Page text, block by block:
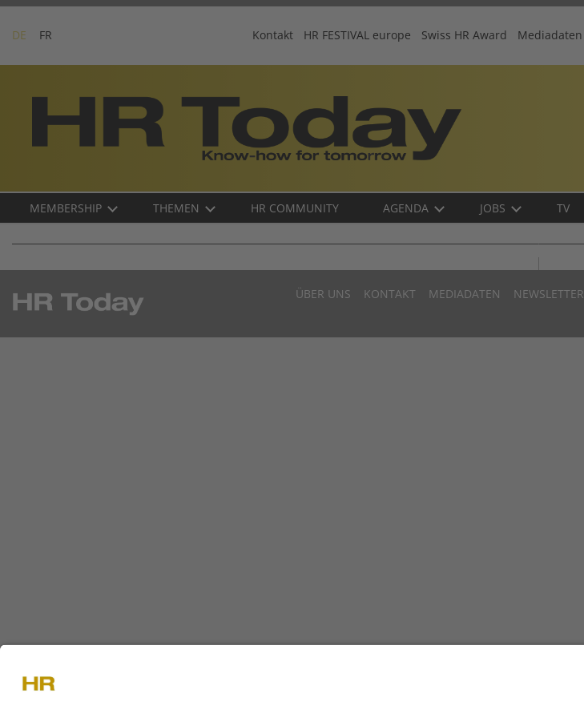
Skip
content
DE FR Kontakt HR FESTIVAL europe Swiss HR Award Mediadaten
Main
MEMBERSHIP THEMEN HR COMMUNITY AGENDA JOBS TV
ÜBER UNS KONTAKT MEDIADATEN NEWSLETTER